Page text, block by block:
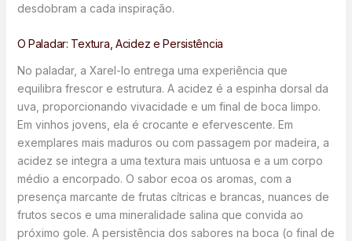
desdobram a cada inspiração.
O Paladar: Textura, Acidez e Persistência
No paladar, a Xarel-lo entrega uma experiência que
equilibra frescor e estrutura. A acidez é a espinha dorsal da
uva, proporcionando vivacidade e um final de boca limpo.
Em vinhos jovens, ela é crocante e efervescente. Em
exemplares mais maduros ou com passagem por madeira, a
acidez se integra a uma textura mais untuosa e a um corpo
médio a encorpado. O sabor ecoa os aromas, com a
presença marcante de frutas cítricas e brancas, nuances de
frutos secos e uma mineralidade salina que convida ao
próximo gole. A persistência dos sabores na boca (o final de